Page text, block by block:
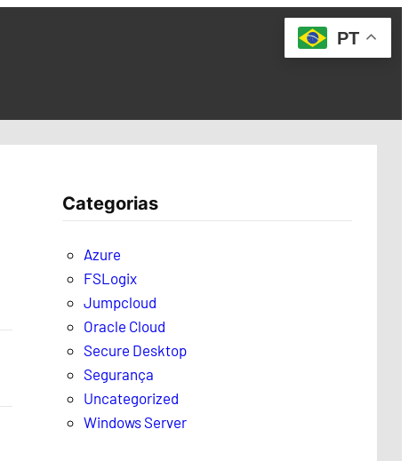
Categorias
Azure
FSLogix
Jumpcloud
Oracle Cloud
Secure Desktop
Segurança
Uncategorized
Windows Server
PT